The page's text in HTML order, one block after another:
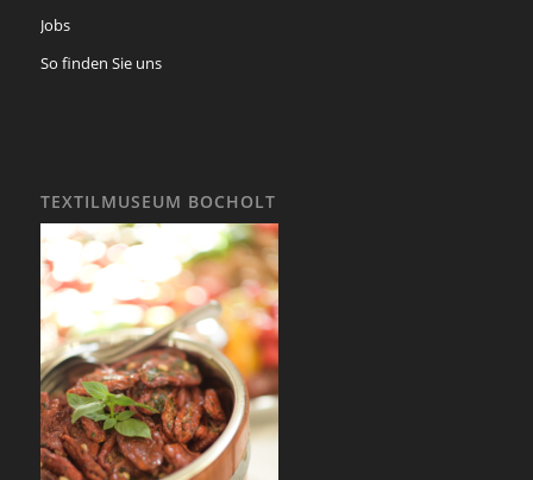
Jobs
So finden Sie uns
TEXTILMUSEUM BOCHOLT